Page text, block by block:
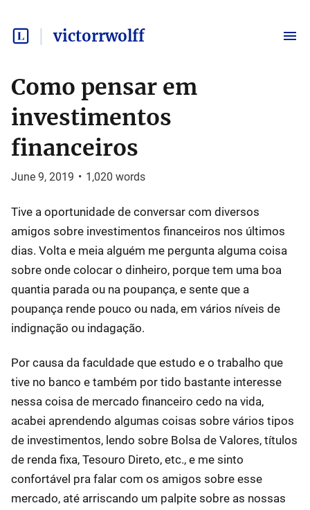
victorrwolff
Como pensar em
investimentos
financeiros
June 9, 2019 • 1,020 words
Tive a oportunidade de conversar com diversos
amigos sobre investimentos financeiros nos últimos
dias. Volta e meia alguém me pergunta alguma coisa
sobre onde colocar o dinheiro, porque tem uma boa
quantia parada ou na poupança, e sente que a
poupança rende pouco ou nada, em vários níveis de
indignação ou indagação.
Por causa da faculdade que estudo e o trabalho que
tive no banco e também por tido bastante interesse
nessa coisa de mercado financeiro cedo na vida,
acabei aprendendo algumas coisas sobre vários tipos
de investimentos, lendo sobre Bolsa de Valores, títulos
de renda fixa, Tesouro Direto, etc., e me sinto
confortável pra falar com os amigos sobre esse
mercado, até arriscando um palpite sobre as nossas